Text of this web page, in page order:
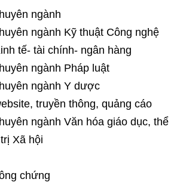
ngành
ngành Kỹ thuật Công nghệ
tế- tài chính- ngân hàng
ngành Pháp luật
ngành Y dược
truyền thông, quảng cáo
ngành Văn hóa giáo dục, thể
Xã hội
chứng